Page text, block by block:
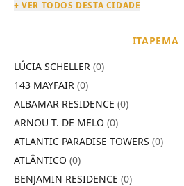
+ VER TODOS DESTA CIDADE
ITAPEMA
LÚCIA SCHELLER (0)
143 MAYFAIR (0)
ALBAMAR RESIDENCE (0)
ARNOU T. DE MELO (0)
ATLANTIC PARADISE TOWERS (0)
ATLÂNTICO (0)
BENJAMIN RESIDENCE (0)